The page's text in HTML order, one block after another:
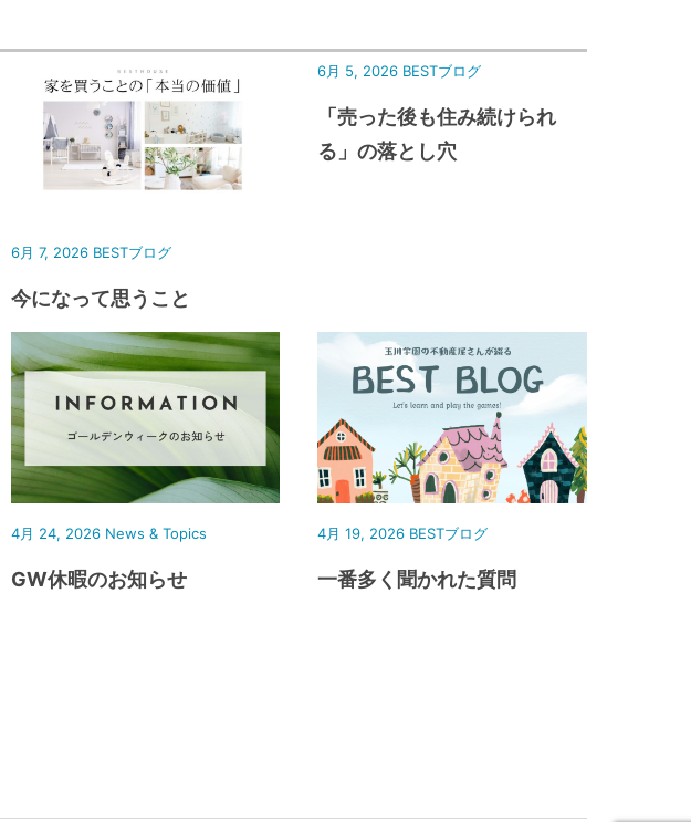
6月 7, 2026 BESTブログ
今になって思うこと
6月 5, 2026 BESTブログ
「売った後も住み続けられ
る」の落とし穴
4月 24, 2026 News & Topics
GW休暇のお知らせ
4月 19, 2026 BESTブログ
一番多く聞かれた質問